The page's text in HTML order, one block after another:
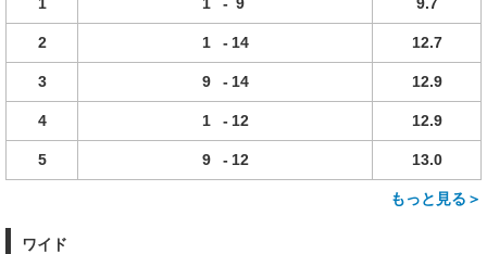
2 1 - 14 12.7
3 9 - 14 12.9
4 1 - 12 12.9
5 9 - 12 13.0
もっと見る＞
ワイド